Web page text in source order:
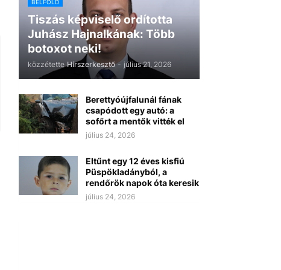
BELFÖLD
Tiszás képviselő ordította
Juhász Hajnalkának: Több
botoxot neki!
közzétette Hírszerkesztő - július 21, 2026
Berettyóújfalunál fának
csapódott egy autó: a
sofőrt a mentők vitték el
július 24, 2026
Eltűnt egy 12 éves kisfiú
Püspökladányból, a
rendőrök napok óta keresik
július 24, 2026